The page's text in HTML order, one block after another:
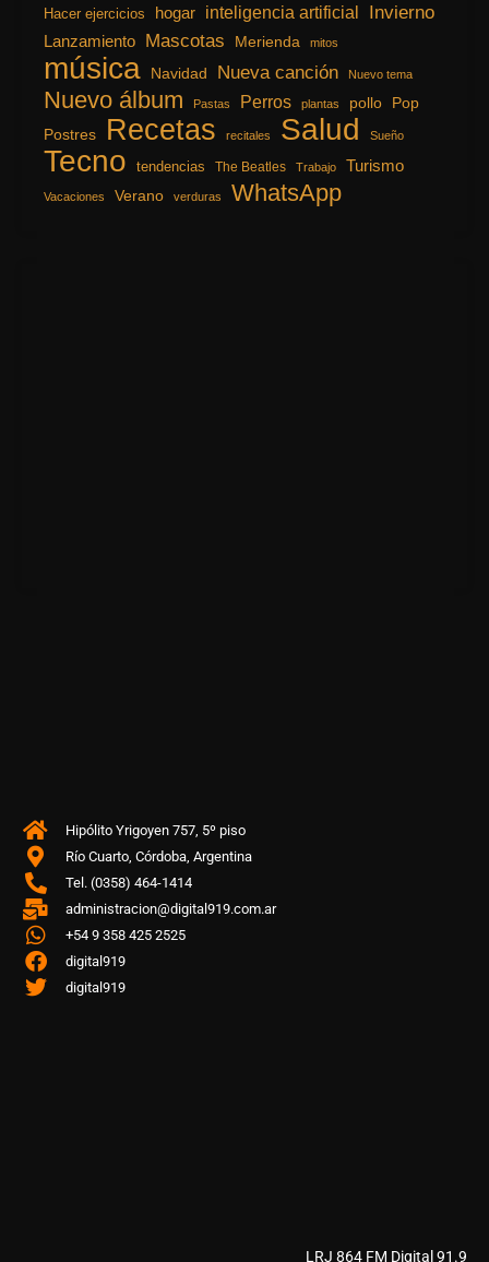
Hacer ejercicios hogar inteligencia artificial Invierno
Lanzamiento Mascotas Merienda mitos
música Navidad Nueva canción Nuevo tema
Nuevo álbum Pastas Perros plantas pollo
Pop
Postres
Recetas recitales Salud Sueño
Tecno tendencias The Beatles Trabajo Turismo
Vacaciones Verano verduras WhatsApp
Hipólito Yrigoyen 757, 5º piso
Río Cuarto, Córdoba, Argentina
Tel. (0358) 464-1414
administracion@digital919.com.ar
+54 9 358 425 2525
digital919
digital919
LRJ 864 FM Digital 91.9